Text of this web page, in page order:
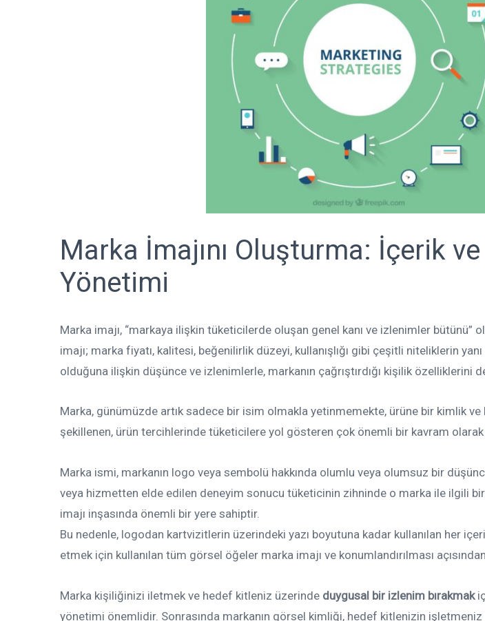
Marka İmajını Oluşturma: İçerik ve
Yönetimi
Marka imajı, “markaya ilişkin tüketicilerde oluşan genel kanı ve izlenimler bütünü”
imajı; marka fiyatı, kalitesi, beğenilirlik düzeyi, kullanışlığı gibi çeşitli niteliklerin yanı
olduğuna ilişkin düşünce ve izlenimlerle, markanın çağrıştırdığı kişilik özelliklerini
Marka, günümüzde artık sadece bir isim olmakla yetinmemekte, ürüne bir kimlik ve
şekillenen, ürün tercihlerinde tüketicilere yol gösteren çok önemli bir kavram
Marka ismi, markanın logo veya sembolü hakkında olumlu veya olumsuz bir
veya hizmetten elde edilen deneyim sonucu tüketicinin zihninde o marka ile ilgili bir
imajı inşasında önemli bir yere sahiptir.
Bu nedenle, logodan kartvizitlerin üzerindeki yazı boyutuna kadar kullanılan her
etmek için kullanılan tüm görsel öğeler marka imajı ve konumlandırılması
Marka kişiliğinizi iletmek ve hedef kitleniz üzerinde duygusal bir izlenim bırakmak
yönetimi önemlidir. Sonrasında markanın görsel kimliği, hedef kitlenizin işletmeniz